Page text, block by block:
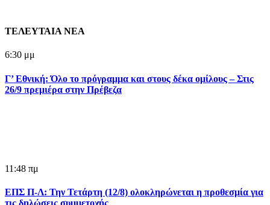
ΤΕΛΕΥΤΑΙΑ ΝΕΑ
6:30 μμ
Γ’ Εθνική: Όλο το πρόγραμμα και στους δέκα ομίλους – Στις
26/9 πρεμιέρα στην Πρέβεζα
11:48 πμ
ΕΠΣ Π-Λ: Την Τετάρτη (12/8) ολοκληρώνεται η προθεσμία για
τις δηλώσεις συμμετοχής